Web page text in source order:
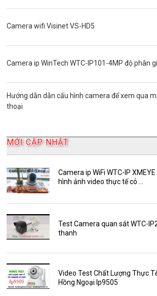
Giới thiệu
VR Camera
YooSee
AKwell
Bảng Báo Giá AKwell
Bộ Camera Quan sát
Camera Zoom
HDParagon
Phụ Kiện Điện Thoại AKwell
Pin Sạc dự phòng AKwell
Thông báo
Thẻ nhớ 16GB
Thẻ nhớ 32GB
Camera wifi Visinet VS-HD5
Camera ip WinTech WTC-IP101-4MP độ phân
Hướng dẫn dẫn cấu hình camera để xem qua
thoại
MỚI CẬP NHẬT
Camera ip WiFi WTC-IP
hình ảnh video thực tế có ...
Test Camera quan sát WTC-
thanh
Video Test Chất Lượng Thực
Hồng Ngoại Ip9505